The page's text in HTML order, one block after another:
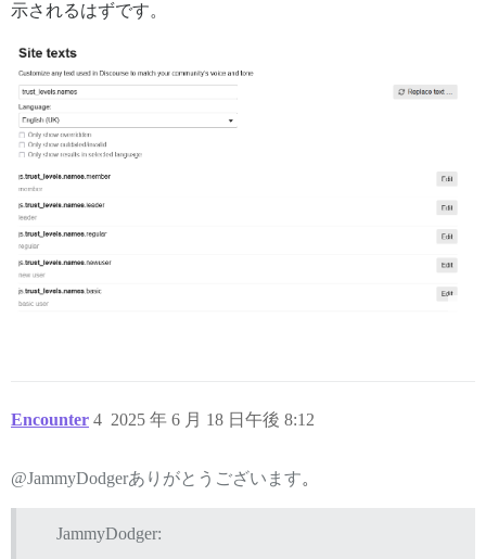
示されるはずです。
Encounter 2025 年 6 月 18 日午後 8:12
4
@JammyDodgerありがとうございます。
JammyDodger: